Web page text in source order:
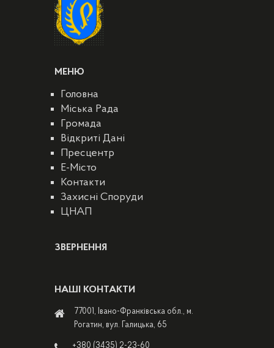
МЕНЮ
Головна
Міська Рада
Громада
Відкриті Дані
Пресцентр
E-Місто
Контакти
Захисні Споруди
ЦНАП
ЗВЕРНЕННЯ
НАШІ КОНТАКТИ
77001, Івано-Франківська обл., м.
Рогатин, вул. Галицька, 65
+380 (3435) 2-23-60